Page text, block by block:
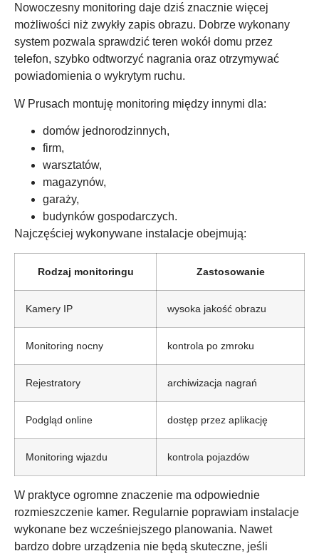
Nowoczesny monitoring daje dziś znacznie więcej
możliwości niż zwykły zapis obrazu. Dobrze wykonany
system pozwala sprawdzić teren wokół domu przez
telefon, szybko odtworzyć nagrania oraz otrzymywać
powiadomienia o wykrytym ruchu.
W Prusach montuję monitoring między innymi dla:
domów jednorodzinnych,
firm,
warsztatów,
magazynów,
garaży,
budynków gospodarczych.
Najczęściej wykonywane instalacje obejmują:
Rodzaj monitoringu Zastosowanie
Kamery IP wysoka jakość obrazu
Monitoring nocny kontrola po zmroku
Rejestratory archiwizacja nagrań
Podgląd online dostęp przez aplikację
Monitoring wjazdu kontrola pojazdów
W praktyce ogromne znaczenie ma odpowiednie
rozmieszczenie kamer. Regularnie poprawiam instalacje
wykonane bez wcześniejszego planowania. Nawet
bardzo dobre urządzenia nie będą skuteczne, jeśli